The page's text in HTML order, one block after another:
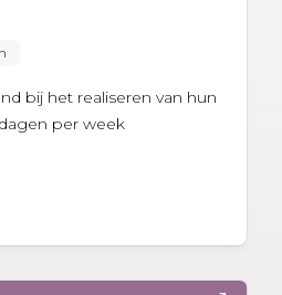
bij het realiseren van hun
per week